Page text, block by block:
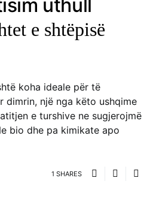
uthull
e shtëpisë
koha ideale për të
dimrin, një nga këto ushqime
e turshive ne sugjerojmë
bio dhe pa kimikate apo
1 SHARES